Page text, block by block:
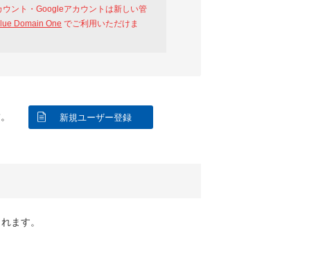
ウント・Googleアカウントは新しい管
Domain One でご利用いただけま
新規ユーザー登録
ます。